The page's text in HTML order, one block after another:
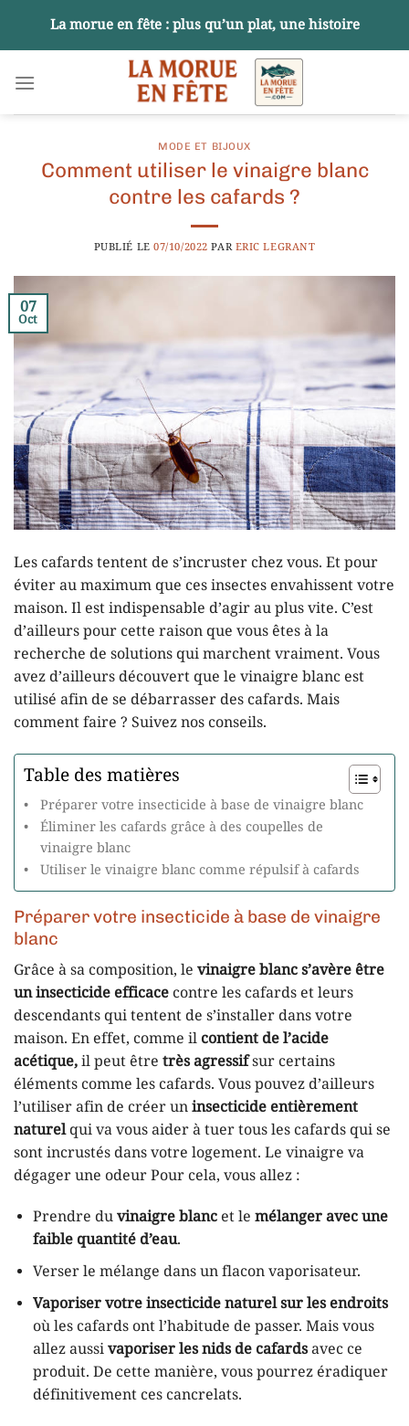
contenu
La morue en fête : plus qu’un plat, une histoire
MODE ET BIJOUX
Comment utiliser le vinaigre blanc
contre les cafards ?
PUBLIÉ LE07/10/2022 PAR ERIC LEGRANT
07
Oct
Les cafards tentent de s’incruster chez vous. Et pour
éviter au maximum que ces insectes envahissent votre
maison. Il est indispensable d’agir au plus vite. C’est
d’ailleurs pour cette raison que vous êtes à la
recherche de solutions qui marchent vraiment. Vous
avez d’ailleurs découvert que le vinaigre blanc est
utilisé afin de se débarrasser des cafards. Mais
comment faire ? Suivez nos conseils.
Table des matières
Préparer votre insecticide à base de vinaigre blanc
Éliminer les cafards grâce à des coupelles de
vinaigre blanc
Utiliser le vinaigre blanc comme répulsif à cafards
Préparer votre insecticide à base de vinaigre
blanc
Grâce à sa composition, le vinaigre blanc s’avère être
un insecticide efficace contre les cafards et leurs
descendants qui tentent de s’installer dans votre
maison. En effet, comme il contient de l’acide
acétique,il peut être très agressifsur certains
éléments comme les cafards. Vous pouvez d’ailleurs
l’utiliser afin de créer uninsecticide entièrement
naturelqui va vous aider à tuer tous les cafards qui se
sont incrustés dans votre logement. Le vinaigre va
dégager une odeur Pour cela, vous allez :
Prendre duvinaigre blancet le mélanger avec une
faible quantité d’eau.
Verser le mélange dans un flacon vaporisateur.
Vaporiser votre insecticide naturel sur les endroits
où les cafards ont l’habitude de passer. Mais vous
allez aussivaporiser les nids de cafardsavec ce
produit. De cette manière, vous pourrez éradiquer
définitivement ces cancrelats.